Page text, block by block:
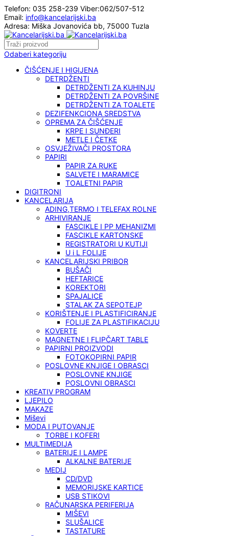
Telefon: 035 258-239 Viber:062/507-512
Email: info@kancelarijski.ba
Adresa: Miška Jovanovića bb, 75000 Tuzla
Odaberi kategoriju
ČIŠĆENJE I HIGIJENA
DETRDŽENTI
DETRDŽENTI ZA KUHINJU
DETRDŽENTI ZA POVRŠINE
DETRDŽENTI ZA TOALETE
DEZIFENKCIONA SREDSTVA
OPREMA ZA ČIŠĆENJE
KRPE I SUNĐERI
METLE I ČETKE
OSVJEŽIVAČI PROSTORA
PAPIRI
PAPIR ZA RUKE
SALVETE I MARAMICE
TOALETNI PAPIR
DIGITRONI
KANCELARIJA
ADING,TERMO I TELEFAX ROLNE
ARHIVIRANJE
FASCIKLE I PP MEHANIZMI
FASCIKLE KARTONSKE
REGISTRATORI U KUTIJI
U i L FOLIJE
KANCELARIJSKI PRIBOR
BUŠAČI
HEFTARICE
KOREKTORI
SPAJALICE
STALAK ZA SEPOTEJP
KORIŠTENJE I PLASTIFICIRANJE
FOLIJE ZA PLASTIFIKACIJU
KOVERTE
MAGNETNE I FLIPČART TABLE
PAPIRNI PROIZVODI
FOTOKOPIRNI PAPIR
POSLOVNE KNJIGE I OBRASCI
POSLOVNE KNJIGE
POSLOVNI OBRASCI
KREATIV PROGRAM
LJEPILO
MAKAZE
Miševi
MODA I PUTOVANJE
TORBE I KOFERI
MULTIMEDIJA
BATERIJE I LAMPE
ALKALNE BATERIJE
MEDIJ
CD/DVD
MEMORIJSKE KARTICE
USB STIKOVI
RAČUNARSKA PERIFERIJA
MIŠEVI
SLUŠALICE
TASTATURE